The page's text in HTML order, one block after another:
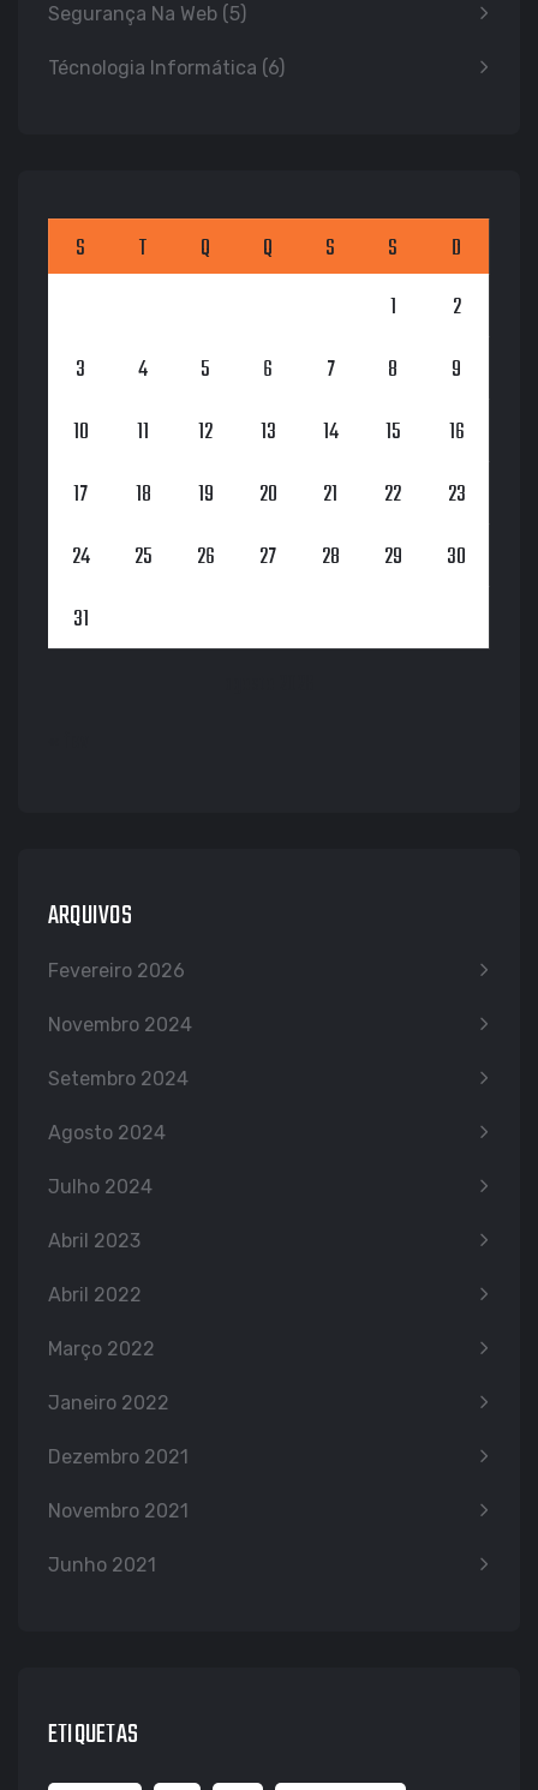
Segurança Na Web (5)
Técnologia Informática (6)
S T Q Q S S
D
1
2
3
4 5 6 7 8
9
10
11 12 13 14 15
16
17
18 19 20 21 22
23
24
25 26 27 28 29
30
31
ARQUIVOS
Fevereiro 2026
Novembro 2024
Setembro 2024
Agosto 2024
Julho 2024
Abril 2023
Abril 2022
Março 2022
Janeiro 2022
Dezembro 2021
Novembro 2021
Junho 2021
ETIQUETAS